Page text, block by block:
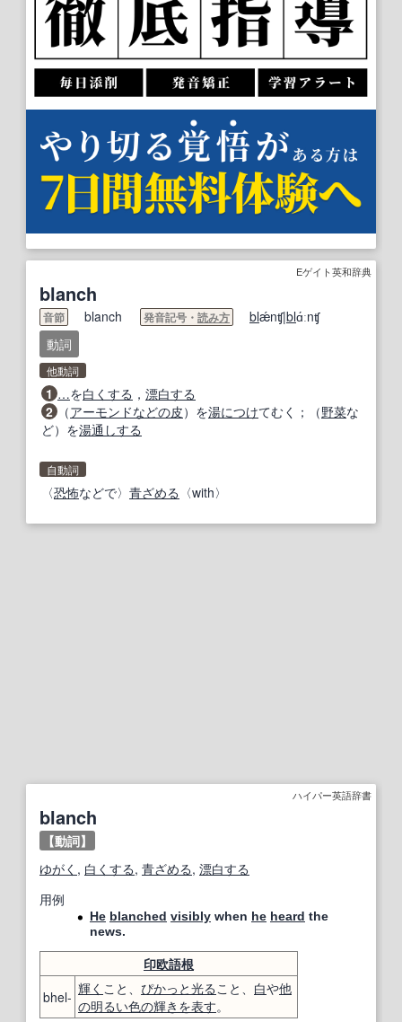
Eゲイト英和辞典
blanch
音節 blanch 発音記号・ 読み方 blǽnʧ|blɑ́ːnʧ
動詞
他動詞
1 …を白くする ， 漂白する
2
（アーモンドなどの皮）を湯につけてむく；（野菜な
ど）を湯通しする
自動詞
〈恐怖などで〉 青ざめる 〈with〉
ハイパー英語辞書
blanch
【動詞】
ゆがく , 白くする, 青ざめる, 漂白する
用例
He blanched visibly when he heard the
news.
印欧語根
bhel- 輝く こと、 ぴかっと光ること、 白や他
の明るい色の輝き を表す。